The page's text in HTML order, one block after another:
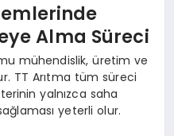
Alma Süreci
mühendislik, üretim ve
TT Arıtma tüm süreci
yalnızca saha
yeterli olur.